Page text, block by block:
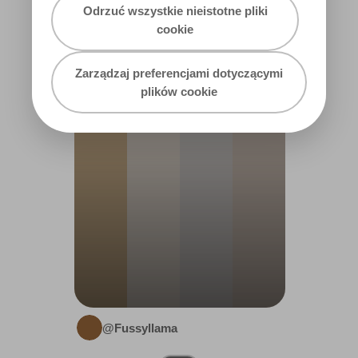
Odrzuć wszystkie nieistotne pliki
cookie
Zarządzaj preferencjami dotyczącymi
plików cookie
OFFICE
@Fussyllama